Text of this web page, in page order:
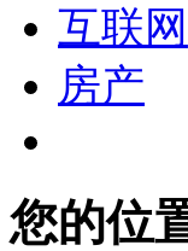
互联网
房产
您的位